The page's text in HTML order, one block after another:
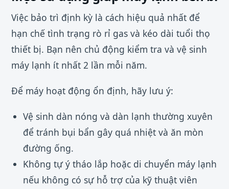
Việc bảo trì định kỳ là cách hiệu quả nhất để
hạn chế tình trạng rò rỉ gas và kéo dài tuổi thọ
thiết bị. Bạn nên chủ động kiểm tra và vệ sinh
máy lạnh ít nhất 2 lần mỗi năm.
Để máy hoạt động ổn định, hãy lưu ý:
Vệ sinh dàn nóng và dàn lạnh thường xuyên
để tránh bụi bẩn gây quá nhiệt và ăn mòn
đường ống.
Không tự ý tháo lắp hoặc di chuyển máy lạnh
nếu không có sự hỗ trợ của kỹ thuật viên